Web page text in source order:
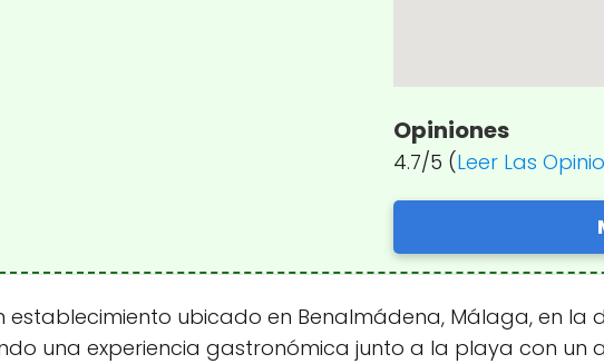
Opiniones
4.7/5 (Leer Las
establecimiento ubicado en Benalmádena, Málaga, en la
una experiencia gastronómica junto a la playa con